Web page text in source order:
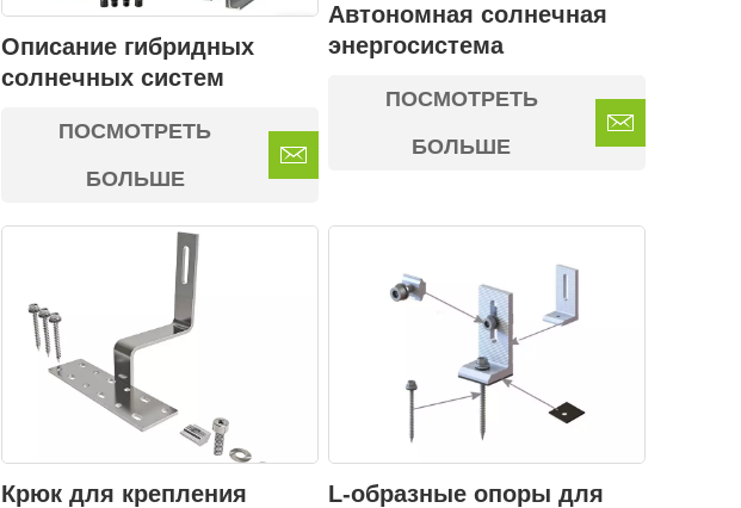
Описание гибридных
солнечных систем
ПОСМОТРЕТЬ
БОЛЬШЕ
Автономная солнечная
энергосистема
ПОСМОТРЕТЬ
БОЛЬШЕ
Крюк для крепления
L-образные опоры для